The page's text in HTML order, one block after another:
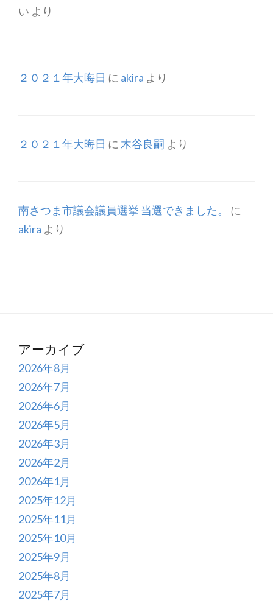
い より
２０２１年大晦日 に akira より
２０２１年大晦日 に木谷良嗣 より
南さつま市議会議員選挙 当選できました。
に
akira より
アーカイブ
2026年8月
2026年7月
2026年6月
2026年5月
2026年3月
2026年2月
2026年1月
2025年12月
2025年11月
2025年10月
2025年9月
2025年8月
2025年7月